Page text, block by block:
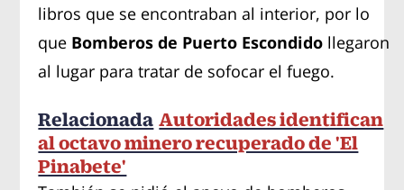
libros que se encontraban al interior, por lo
que Bomberos de Puerto Escondido llegaron
al lugar para tratar de sofocar el fuego.
Relacionada Autoridades identifican
al octavo minero recuperado de 'El
Pinabete'